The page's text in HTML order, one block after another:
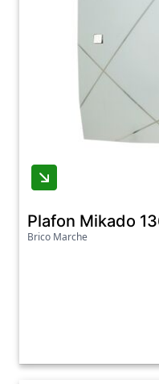
Plafon Mikado
Brico Marche